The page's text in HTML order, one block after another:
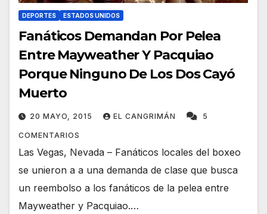
DEPORTES ESTADOS UNIDOS
Fanáticos Demandan Por Pelea
Entre Mayweather Y Pacquiao
Porque Ninguno De Los Dos Cayó
Muerto
20 MAYO, 2015 EL CANGRIMÁN 5
COMENTARIOS
Las Vegas, Nevada – Fanáticos locales del boxeo
se unieron a a una demanda de clase que busca
un reembolso a los fanáticos de la pelea entre
Mayweather y Pacquiao.…